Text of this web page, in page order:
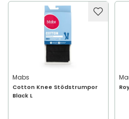
Mabs
Cotton Knee Stödstrumpor
Black L